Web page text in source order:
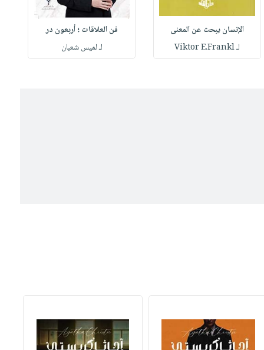
الإنسان يبحث عن المعنى
لـ Viktor E.Frankl
فن العلاقات ؛ أربعون در
لـ لميس شعبان